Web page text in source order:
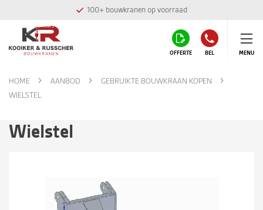
100+ bouwkranen op voorraad
OFFERTE BEL MENU
HOME AANBOD
GEBRUIKTE BOUWKRAAN KOPEN
WIELSTEL
Wielstel